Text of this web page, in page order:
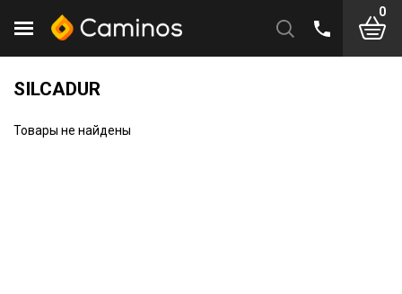
0
SILCADUR
Товары не найдены